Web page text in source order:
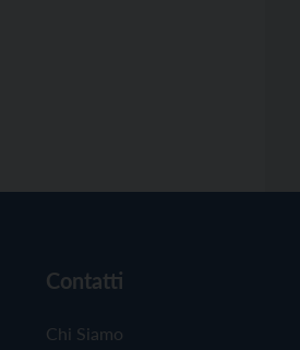
Contatti
Chi Siamo